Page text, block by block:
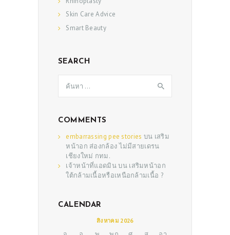
Skin Care Advice
Smart Beauty
SEARCH
สำหรับ:
COMMENTS
embarrassing pee stories บน เสริม
หน้าอก ส่องกล้อง ไม่มีสายเดรน
เชียงใหม่ กทม.
เจ้าหน้าที่แอดมินบน เสริมหน้าอก
ใต้กล้ามเนื้อหรือเหนือกล้ามเนื้อ ?
CALENDAR
สิงหาคม 2026